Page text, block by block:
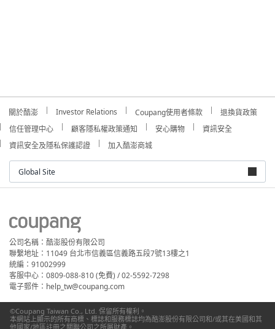
關於酷澎 Investor Relations Coupang使用者條款
退換貨政策
信任管理中心
顧客隱私權政策通知 安心購物
資訊安全
資訊安全及隱私保護認證
加入酷澎商城
Global Site
公司名稱：酷澎股份有限公司
聯繫地址：11049 台北市信義區信義路五段7號13樓之1
統編：91002999
客服中心：0809-088-810 (免費) / 02-5592-7298
電子郵件：help_tw@coupang.com
©Coupang Taiwan Co., Ltd. 保留所有權利。
本網站上顯示的所有商標、標誌和服務標誌均為酷澎股份有限公司和/或其在美國和其
他國家/地區註冊之關聯公司之所屬財產。